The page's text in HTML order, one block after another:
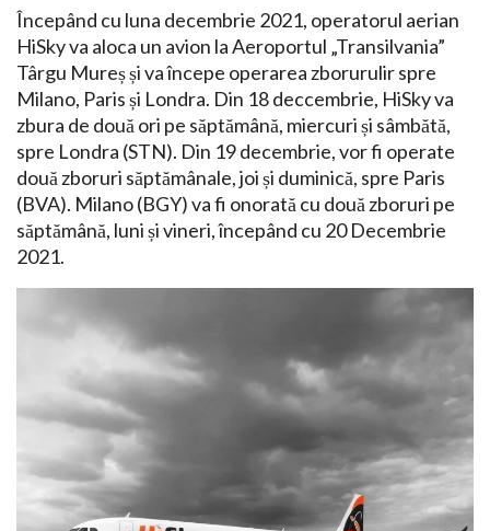
Începând cu luna decembrie 2021, operatorul aerian
HiSky va aloca un avion la Aeroportul „Transilvania”
Târgu Mureș și va începe operarea zborurulir spre
Milano, Paris și Londra. Din 18 deccembrie, HiSky va
zbura de două ori pe săptămână, miercuri și sâmbătă,
spre Londra (STN). Din 19 decembrie, vor fi operate
două zboruri săptămânale, joi și duminică, spre Paris
(BVA). Milano (BGY) va fi onorată cu două zboruri pe
săptămână, luni și vineri, începând cu 20 Decembrie
2021.